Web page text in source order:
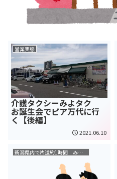
営業実態
介護タクシーみよタク
お誕生会でピア万代に行
く【後編】
2021.06.10
新潟県内で片道約1時間 みよタクおすすめ旅行